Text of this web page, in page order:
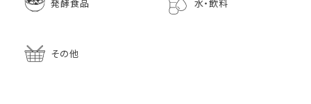
発酵食品 水・飲料
その他